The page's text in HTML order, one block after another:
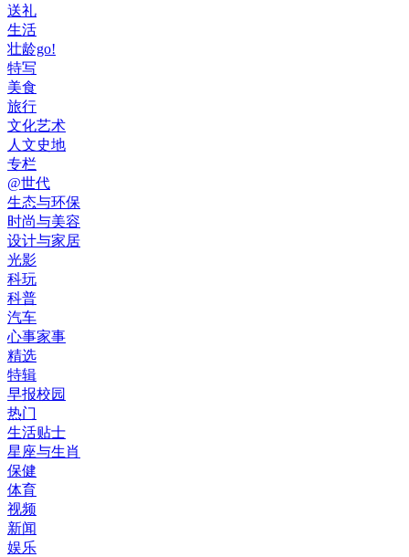
送礼
生活
壮龄go!
特写
美食
旅行
文化艺术
人文史地
专栏
@世代
生态与环保
时尚与美容
设计与家居
光影
科玩
科普
汽车
心事家事
精选
特辑
早报校园
热门
生活贴士
星座与生肖
保健
体育
视频
新闻
娱乐